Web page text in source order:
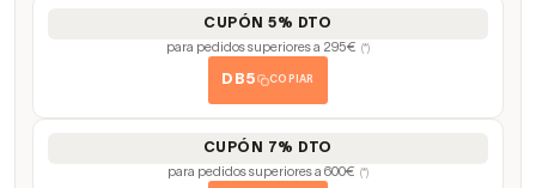
CUPÓN 5% DTO
para pedidos superiores a 295€ (*)
DB5 COPIAR
CUPÓN 7% DTO
para pedidos superiores a 600€ (*)